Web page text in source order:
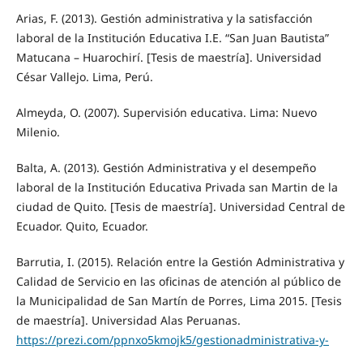
Arias, F. (2013). Gestión administrativa y la satisfacción
laboral de la Institución Educativa I.E. “San Juan Bautista”
Matucana – Huarochirí. [Tesis de maestría]. Universidad
César Vallejo. Lima, Perú.
Almeyda, O. (2007). Supervisión educativa. Lima: Nuevo
Milenio.
Balta, A. (2013). Gestión Administrativa y el desempeño
laboral de la Institución Educativa Privada san Martin de la
ciudad de Quito. [Tesis de maestría]. Universidad Central de
Ecuador. Quito, Ecuador.
Barrutia, I. (2015). Relación entre la Gestión Administrativa y
Calidad de Servicio en las oficinas de atención al público de
la Municipalidad de San Martín de Porres, Lima 2015. [Tesis
de maestría]. Universidad Alas Peruanas.
https://prezi.com/ppnxo5kmojk5/gestionadministrativa-y-